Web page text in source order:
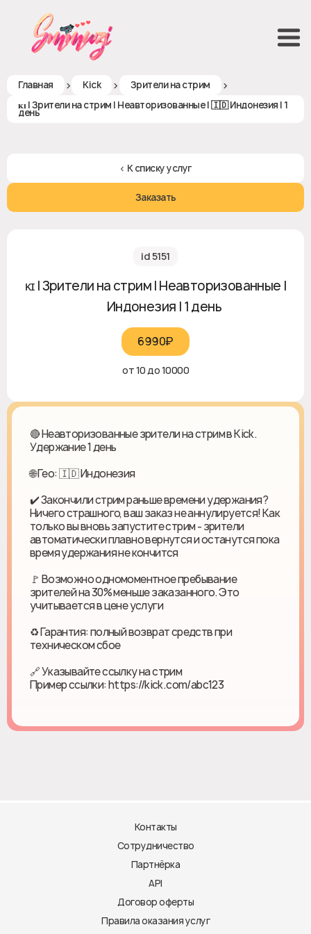
Главная > Kick > Зрители на стрим >
ᴋɪ | Зрители на стрим | Неавторизованные | 🇮🇩 Индонезия | 1
день
< К списку услуг
Заказать
id 5151
ᴋɪ | Зрители на стрим | Неавторизованные |
🇮🇩 Индонезия | 1 день
6990₽‎
от 10 до 10000
🔴 Неавторизованные зрители на стрим в Kick.
Удержание 1 день
🌐 Гео: 🇮🇩 Индонезия
✔️ Закончили стрим раньше времени удержания?
Ничего страшного, ваш заказ не аннулируется! Как
только вы вновь запустите стрим - зрители
автоматически плавно вернутся и останутся пока
время удержания не кончится
🚩 Возможно одномоментное пребывание
зрителей на 30% меньше заказанного. Это
учитывается в цене услуги
♻ Гарантия: полный возврат средств при
техническом сбое
🔗 Указывайте ссылку на стрим
Пример ссылки: https://kick.com/abc123
Контакты
Сотрудничество
Партнёрка
API
Договор оферты
Правила оказания услуг